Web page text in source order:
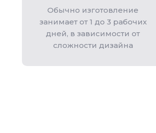
Обычно изготовление
занимает от 1 до 3 рабочих
дней, в зависимости от
сложности дизайна